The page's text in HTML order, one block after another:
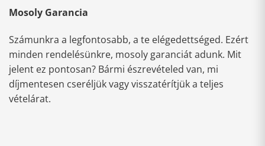
Mosoly Garancia
Számunkra a legfontosabb, a te elégedettséged. Ezért
minden rendelésünkre, mosoly garanciát adunk. Mit
jelent ez pontosan? Bármi észrevételed van, mi
díjmentesen cseréljük vagy visszatérítjük a teljes
vételárat.